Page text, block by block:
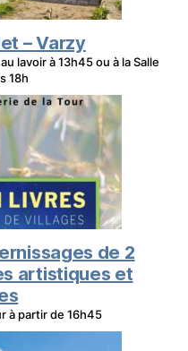
– Varzy
lavoir à 13h45 ou à la Salle
18h
de 2
artistiques et
à partir de 16h45